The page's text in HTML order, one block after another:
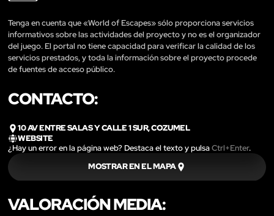
Tenga en cuenta que «World of Escapes» sólo proporciona servicios
informativos sobre las actividades del proyecto y no es el organizador
del juego. El portal no tiene capacidad para verificar la calidad de los
servicios prestados, y toda la información sobre el proyecto procede
de fuentes de acceso público.
CONTACTO:
10 AV ENTRE SALAS Y CALLE 1 SUR, COZUMEL
WEBSITE
¿Hay un error en la página web? Destaca el texto y pulsaCtrl+Enter.
MOSTRAR EN EL MAPA
VALORACIÓN MEDIA: